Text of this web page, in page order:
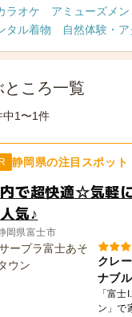
ラオケ アミューズメン
タル着物 自然体験・
ころ一覧
中1〜1件
静岡県の注目スポット
で超快適☆気軽
気♪
岡県富士市
クレ
ナブ
「富
ン」で